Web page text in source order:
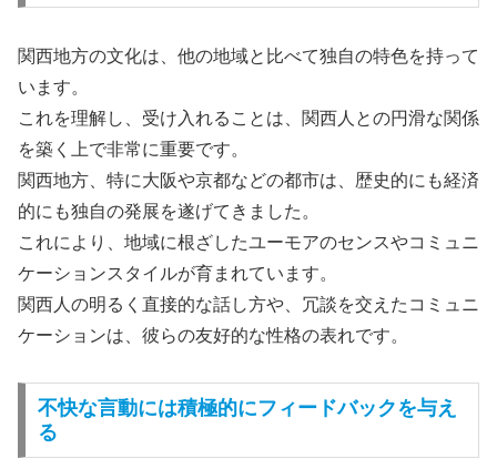
関西地方の文化は、他の地域と比べて独自の特色を持って
います。
これを理解し、受け入れることは、関西人との円滑な関係
を築く上で非常に重要です。
関西地方、特に大阪や京都などの都市は、歴史的にも経済
的にも独自の発展を遂げてきました。
これにより、地域に根ざしたユーモアのセンスやコミュニ
ケーションスタイルが育まれています。
関西人の明るく直接的な話し方や、冗談を交えたコミュニ
ケーションは、彼らの友好的な性格の表れです。
不快な言動には積極的にフィードバックを与え
る